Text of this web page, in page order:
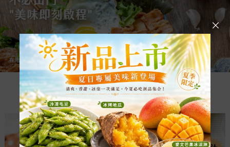
—— 大口吃肉 ——